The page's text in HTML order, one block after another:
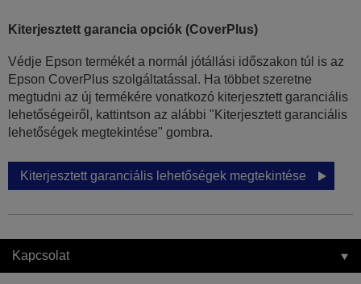
Kiterjesztett garancia opciók (CoverPlus)
Védje Epson termékét a normál jótállási időszakon túl is az
Epson CoverPlus szolgáltatással. Ha többet szeretne
megtudni az új termékére vonatkozó kiterjesztett garanciális
lehetőségeiről, kattintson az alábbi "Kiterjesztett garanciális
lehetőségek megtekintése" gombra.
Kiterjesztett garanciális lehetőségek megtekintése
Kapcsolat